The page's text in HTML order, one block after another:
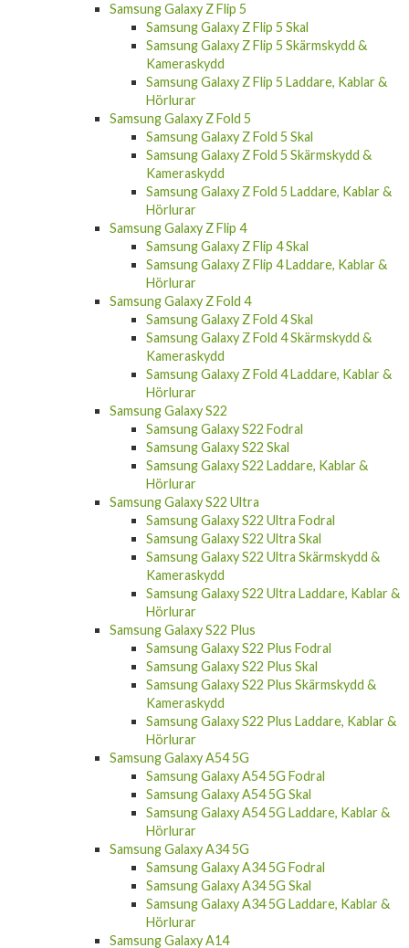
Samsung Galaxy Z Flip 5
Samsung Galaxy Z Flip 5 Skal
Samsung Galaxy Z Flip 5 Skärmskydd &
Kameraskydd
Samsung Galaxy Z Flip 5 Laddare, Kablar &
Hörlurar
Samsung Galaxy Z Fold 5
Samsung Galaxy Z Fold 5 Skal
Samsung Galaxy Z Fold 5 Skärmskydd &
Kameraskydd
Samsung Galaxy Z Fold 5 Laddare, Kablar &
Hörlurar
Samsung Galaxy Z Flip 4
Samsung Galaxy Z Flip 4 Skal
Samsung Galaxy Z Flip 4 Laddare, Kablar &
Hörlurar
Samsung Galaxy Z Fold 4
Samsung Galaxy Z Fold 4 Skal
Samsung Galaxy Z Fold 4 Skärmskydd &
Kameraskydd
Samsung Galaxy Z Fold 4 Laddare, Kablar &
Hörlurar
Samsung Galaxy S22
Samsung Galaxy S22 Fodral
Samsung Galaxy S22 Skal
Samsung Galaxy S22 Laddare, Kablar &
Hörlurar
Samsung Galaxy S22 Ultra
Samsung Galaxy S22 Ultra Fodral
Samsung Galaxy S22 Ultra Skal
Samsung Galaxy S22 Ultra Skärmskydd &
Kameraskydd
Samsung Galaxy S22 Ultra Laddare, Kablar &
Hörlurar
Samsung Galaxy S22 Plus
Samsung Galaxy S22 Plus Fodral
Samsung Galaxy S22 Plus Skal
Samsung Galaxy S22 Plus Skärmskydd &
Kameraskydd
Samsung Galaxy S22 Plus Laddare, Kablar &
Hörlurar
Samsung Galaxy A54 5G
Samsung Galaxy A54 5G Fodral
Samsung Galaxy A54 5G Skal
Samsung Galaxy A54 5G Laddare, Kablar &
Hörlurar
Samsung Galaxy A34 5G
Samsung Galaxy A34 5G Fodral
Samsung Galaxy A34 5G Skal
Samsung Galaxy A34 5G Laddare, Kablar &
Hörlurar
Samsung Galaxy A14